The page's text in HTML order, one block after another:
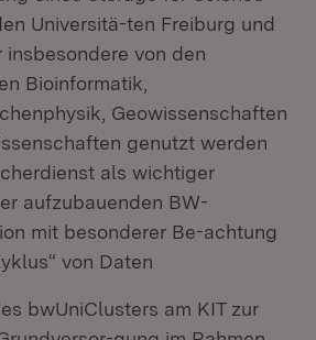
Universitä-ten Freiburg und
insbesondere von den
Bioinformatik,
Geowissenschaften
genutzt werden
als wichtiger
aufzubauenden BW-
mit besonderer Be-achtung
von Daten
bwUniClusters am KIT zur